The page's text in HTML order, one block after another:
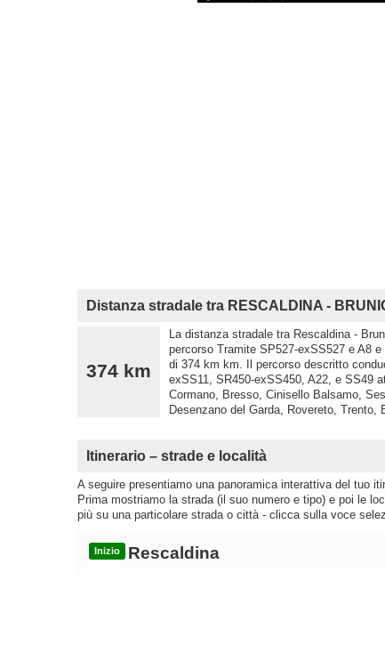
Distanza stradale tra RESCALDINA -
374 km
La distanza stradale tra Rescaldina -
percorso Tramite SP527-exSS527 e A8
di 374 km km. Il percorso descritto
exSS11, SR450-exSS450, A22, e SS49
Cormano, Bresso, Cinisello Balsamo,
Desenzano del Garda, Rovereto, Trento,
Itinerario – strade e località
A seguire presentiamo una panoramica interattiva del tuo
Prima mostriamo la strada (il suo numero e tipo) e poi le
più su una particolare strada o città - clicca sulla voce
Inizio Rescaldina